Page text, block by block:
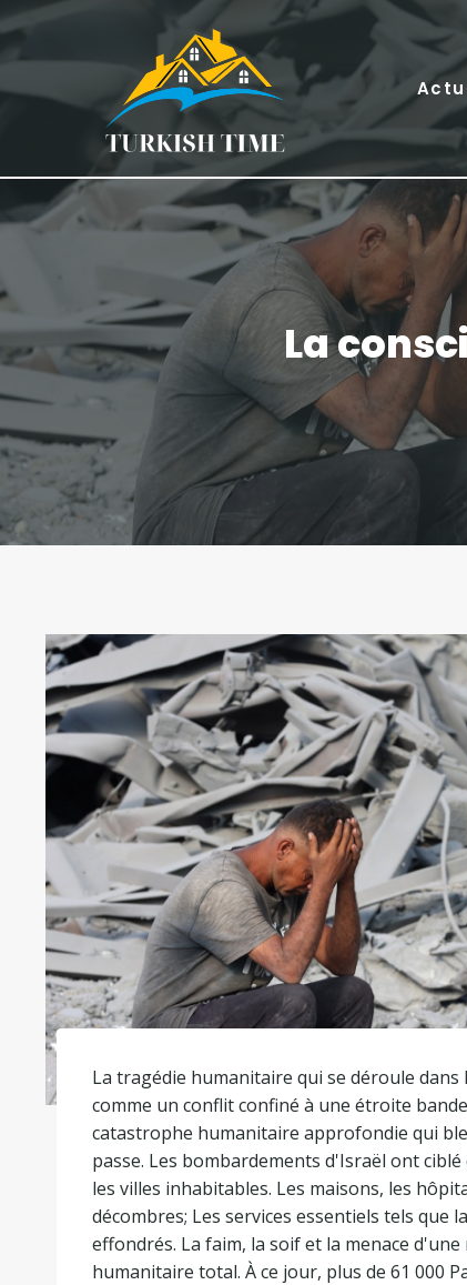
Skip
to
content
La
La tragédie humanitaire qui se déroule
comme un conflit confiné à une étroite
catastrophe humanitaire approfondie qui
passe. Les bombardements d'Israël ont
les villes inhabitables. Les maisons, les
décombres; Les services essentiels tels
effondrés. La faim, la soif et la menace
humanitaire total. À ce jour, plus de 61 000